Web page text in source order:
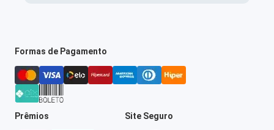
Formas de Pagamento
Prêmios Site Seguro